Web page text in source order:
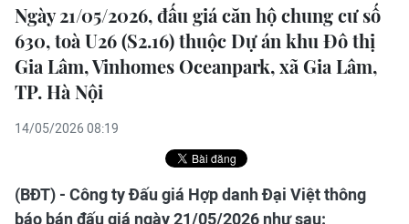
Ngày 21/05/2026, đấu giá căn hộ chung cư số
630, toà U26 (S2.16) thuộc Dự án khu Đô thị
Gia Lâm, Vinhomes Oceanpark, xã Gia Lâm,
TP. Hà Nội
14/05/2026 08:19
(BĐT) - Công ty Đấu giá Hợp danh Đại Việt thông
báo bán đấu giá ngày 21/05/2026 như sau: